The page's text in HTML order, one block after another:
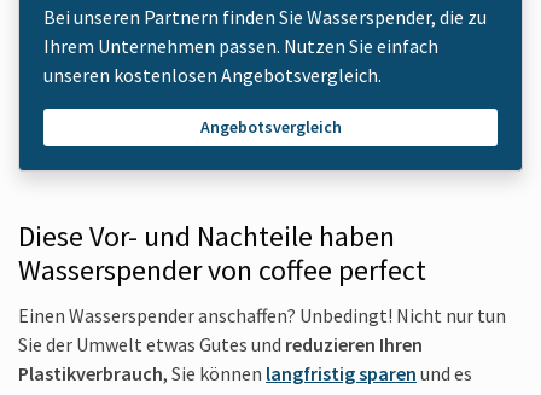
Bei unseren Partnern finden Sie Wasserspender, die zu
Ihrem Unternehmen passen. Nutzen Sie einfach
unseren kostenlosen Angebotsvergleich.
Angebotsvergleich
Diese Vor- und Nachteile haben
Wasserspender von coffee perfect
Einen Wasserspender anschaffen? Unbedingt! Nicht nur tun
Sie der Umwelt etwas Gutes und reduzieren Ihren
Plastikverbrauch, Sie können langfristig sparen und es